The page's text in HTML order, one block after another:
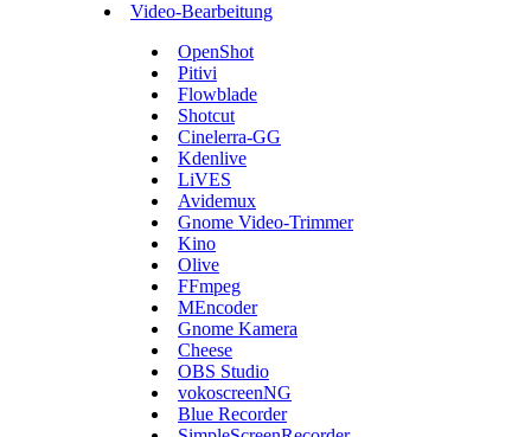
Video-Bearbeitung
OpenShot
Pitivi
Flowblade
Shotcut
Cinelerra-GG
Kdenlive
LiVES
Avidemux
Gnome Video-Trimmer
Kino
Olive
FFmpeg
MEncoder
Gnome Kamera
Cheese
OBS Studio
vokoscreenNG
Blue Recorder